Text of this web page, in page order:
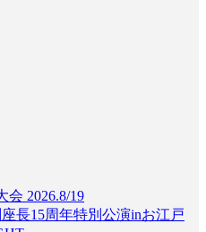
会 2026.8/19
長15周年特別公演inお江戸